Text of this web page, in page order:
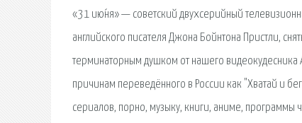
«31 ию́ня» — советский двухсерийный
английского писателя Джона Бойнтона Пристли,
терминаторным душком от нашего
причинам переведённого в России как "Хватай и
сериалов, порно, музыку, книги, аниме,